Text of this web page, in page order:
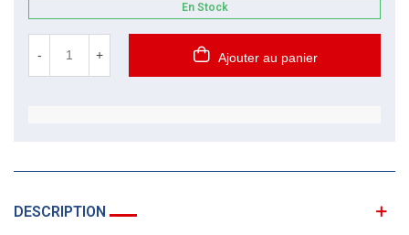
En Stock
- + Ajouter au panier
DESCRIPTION